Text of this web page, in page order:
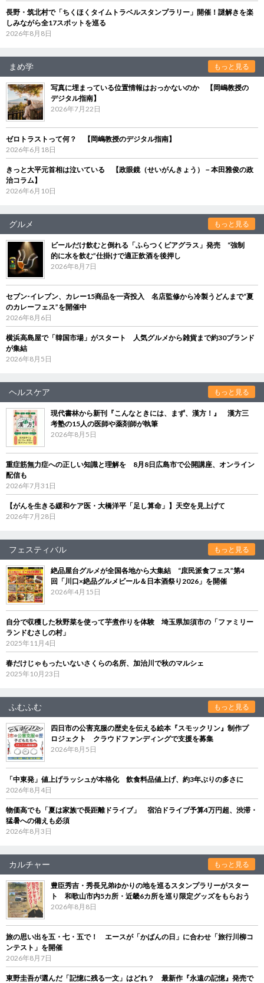
長野・筑北村で「ちくほくタイムトラベルスタンプラリー」開催！謎解きを楽
しみながら全17スポットを巡る
2026年8月8日
まめ学 もっと見る
写真に埋まっている位置情報はおっかないのか 【岡嶋教授の
デジタル指南】
2026年7月22日
ゼロトラストって何？ 【岡嶋教授のデジタル指南】
2026年6月18日
きっと大平元首相は泣いている 【政眼鏡（せいがんきょう）－本田雅俊の政
治コラム】
2026年6月10日
グルメ もっと見る
ビールだけ飲むと倒れる「ふらつくビアグラス」発売 “強制
的に水を飲む”仕掛けで適正飲酒を後押し
2026年8月7日
セブン‐イレブン、カレー15商品を一斉投入 名店監修から冷製うどんまで“夏
のカレーフェス”を開催中
2026年8月6日
横浜高島屋で「韓国市場」がスタート 人気グルメから雑貨まで約30ブランド
が集結
2026年8月5日
ヘルスケア もっと見る
現代書林から新刊『こんなときには、まず、漢方！』 漢方三
考塾の15人の医師や薬剤師が執筆
2026年8月5日
重症筋無力症への正しい知識と理解を 8月8日広島市で公開講座、オンライン
配信も
2026年7月31日
【がんを生きる緩和ケア医・大橋洋平「足し算命」】天空を見上げて
2026年7月28日
フェスティバル もっと見る
絶品屋台グルメが全国各地から大集結 “庶民派食フェス”第4
回「川口×絶品グルメビール＆日本酒祭り2026」を開催
2026年4月15日
自分で収穫した秋野菜を使って芋煮作りを体験 埼玉県加須市の「ファミリー
ランドむさしの村」
2025年11月4日
春だけじゃもったいないさくらの名所、加治川で秋のマルシェ
2025年10月23日
ふむふむ もっと見る
四日市の公害克服の歴史を伝える絵本『スモックリン』制作プ
ロジェクト クラウドファンディングで支援を募集
2026年8月5日
「中東発」値上げラッシュが本格化 飲食料品値上げ、約3年ぶりの多さに
2026年8月4日
物価高でも「夏は家族で長距離ドライブ」 宿泊ドライブ予算4万円超、渋滞・
猛暑への備えも必須
2026年8月3日
カルチャー もっと見る
豊臣秀吉・秀長兄弟ゆかりの地を巡るスタンプラリーがスター
ト 和歌山市内5カ所・近畿6カ所を巡り限定グッズをもらおう
2026年8月8日
旅の思い出を五・七・五で！ エースが「かばんの日」に合わせ「旅行川柳コ
ンテスト」を開催
2026年8月7日
東野圭吾が選んだ「記憶に残る一文」はどれ？ 最新作『永遠の記憶』発売で